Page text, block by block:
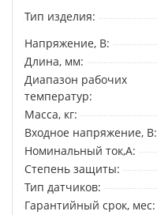
Тип изделия:
Напряжение, В:
Длина, мм:
Диапазон рабочих
температур:
Масса, кг:
Входное напряжение, В:
Номинальный ток,А:
Степень защиты:
Тип датчиков:
Гарантийный срок, мес: